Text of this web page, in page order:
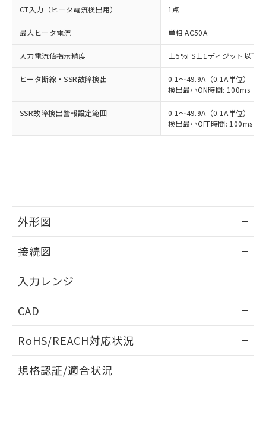
CT入力（ヒータ電流検出用） 1点
最大ヒータ電流 単相 AC50A
入力電流値指示精度 ±5%FS±1ディジット以下
ヒータ断線・SSR故障検出
0.1～49.9A（0.1A単位）
検出最小ON時間: 100ms（
SSR故障検出警報設定範囲
0.1～49.9A（0.1A単位）
検出最小OFF時間: 100ms（
外形図
接続図
入力レンジ
CAD
ドすることができます。
ログイン/会員登録
RoHS/REACH対応状況
EU RoHS 注意事項・凡例
規格認証/適合状況